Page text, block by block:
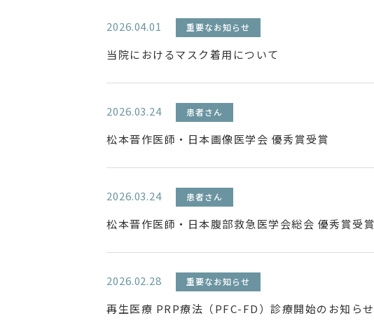
2026.04.01 重要なお知らせ
当院におけるマスク着用について
2026.03.24 患者さん
松本晋作医師・日本画像医学会 優秀賞受賞
2026.03.24 患者さん
松本晋作医師・日本腹部救急医学会総会 優秀賞受賞
2026.02.28 重要なお知らせ
再生医療 PRP療法（PFC-FD）診療開始のお知らせ